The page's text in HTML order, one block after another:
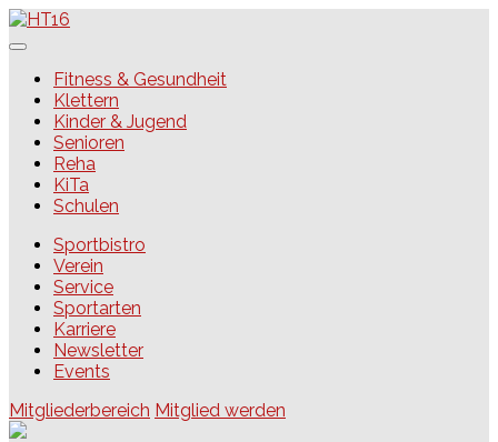
Skip
to
HT16Fitness & Gesundheit
Klettern
Kinder & Jugend
Senioren
Reha
KiTa
Schulen
Sportbistro
Verein
Service
Sportarten
Karriere
Newsletter
Events
Mitgliederbereich Mitglied werden